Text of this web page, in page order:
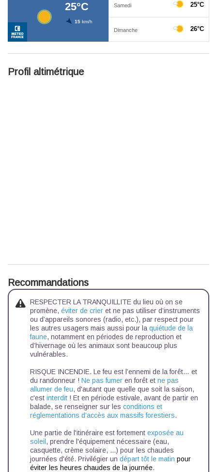
Profil altimétrique
Recommandations
RESPECTER LA TRANQUILLITE du lieu où on se
promène, éviter de crier et ne pas utiliser d’instruments
ou d’appareils sonores (radio, etc.), par respect pour
les autres usagers mais aussi pour la quiétude de la
faune, notamment en périodes de reproduction et
d’hivernage où les animaux sont beaucoup plus
vulnérables.
RISQUE INCENDIE. Le feu est l’ennemi de la forêt… et
du randonneur ! Ne pas fumer en forêt et ne pas
allumer de feu, d'autant que quelle que soit la saison,
c'est interdit ! Et en période estivale, avant de partir en
balade, se renseigner sur les conditions et
réglementations d’accès aux massifs forestiers.
Une partie de l'itinéraire est fortement exposée au
soleil , prendre l'équipement nécessaire (eau,
casquette, crème solaire, ...) pour les chaudes
journées d'été. Privilégier un départ tôt le matin pour
éviter les heures chaudes de la journée.